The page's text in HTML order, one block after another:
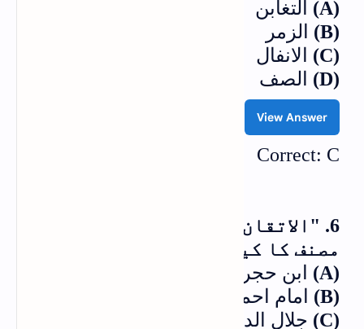
(A)
التغابن
(B)
الزمر
(C)
الانفال
(D)
الصف
View Answer
Correct: C
6. "الاتقان فی علوم القرآن" کے
مصنف کا کیا نام ہے؟
(A)
ابن حجر عسقلانیؒ
(B)
امام احمد بن حنبلؒ
(C)
جلال الدین سیوطیؒ